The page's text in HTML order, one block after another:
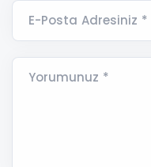
E-Posta Adresiniz *
Yorumunuz *